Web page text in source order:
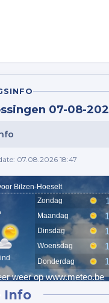
20 80 Jaarse
07-08-
07.08.2026 18:47
Info